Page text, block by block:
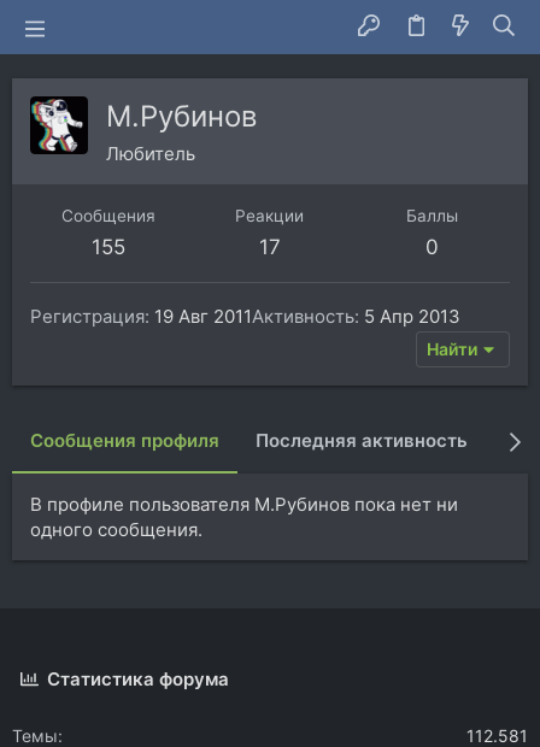
М.Рубинов
Любитель
Сообщения
155
Реакции
17
Баллы
0
Регистрация 19 Авг 2011Активность 5 Апр 2013
Найти
Сообщения профиля Последняя активность
В профиле пользователя М.Рубинов пока нет ни
одного сообщения.
Статистика форума
Темы
112.581